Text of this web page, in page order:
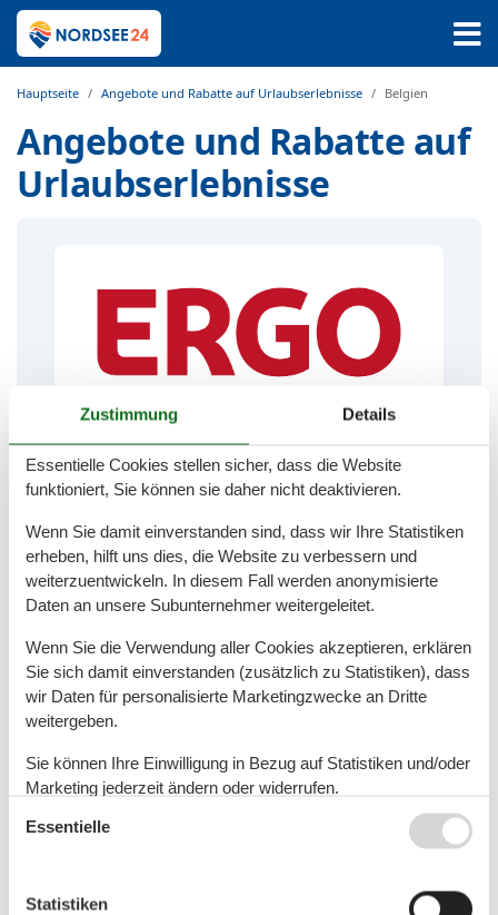
Hauptseite Angebote und Rabatte auf Urlaubserlebnisse Belgien
Angebote und Rabatte auf
Urlaubserlebnisse
Unser Tipp: Sicher Urlaub
machen – Storno ohne Risiko
>>
Damit Sie bei Stornierung oder Abbruch Ihres
Urlaubs aufgrund von Erkrankung, Unfall oder
Arbeitslosigkeit – auch innerhalb der Familie –
mögliche finanzielle Verluste ersetzt bekommen,
Partners
Zustimmung Details
Essentielle Cookies stellen sicher, dass die Website
funktioniert, Sie können sie daher nicht deaktivieren.
Wenn Sie damit einverstanden sind, dass wir Ihre Statistiken
erheben, hilft uns dies, die Website zu verbessern und
weiterzuentwickeln. In diesem Fall werden anonymisierte
Daten an unsere Subunternehmer weitergeleitet.
Wenn Sie die Verwendung aller Cookies akzeptieren, erklären
Sie sich damit einverstanden (zusätzlich zu Statistiken), dass
wir Daten für personalisierte Marketingzwecke an Dritte
weitergeben.
Sie können Ihre Einwilligung in Bezug auf Statistiken und/oder
Marketing jederzeit ändern oder widerrufen.
Siehe auch unsere
Essentielle
Statistiken